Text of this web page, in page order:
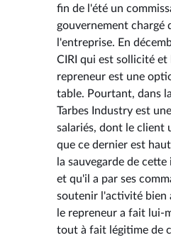
fin de l'été un
gouvernement chargé
l'entreprise. En
CIRI qui est sollicité et
repreneur est une
table. Pourtant, dans
Tarbes Industry est
salariés, dont le client
que ce dernier est
la sauvegarde de
et qu'il a par ses
soutenir l'activité bien
le repreneur a fait lui-
tout à fait légitime de